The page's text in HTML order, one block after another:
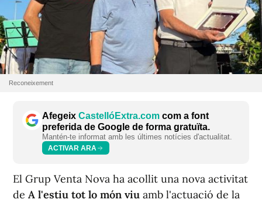
Reconeixement
Afegeix CastellóExtra.com com a font
preferida de Google de forma gratuïta.
Mantén-te informat amb les últimes notícies d'actualitat.
ACTIVAR ARA
El Grup Venta Nova ha acollit una nova activitat
de A l'estiu tot lo món viu amb l'actuació de la